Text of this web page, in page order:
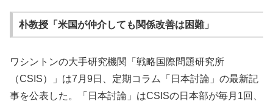
朴教授「米国が仲介しても関係改善は困難」
ワシントンの大手研究機関「戦略国際問題研究所
（CSIS）」は7月9日、定期コラム「日本討論」の最新記
事を公表した。「日本討論」はCSISの日本部が毎月1回、